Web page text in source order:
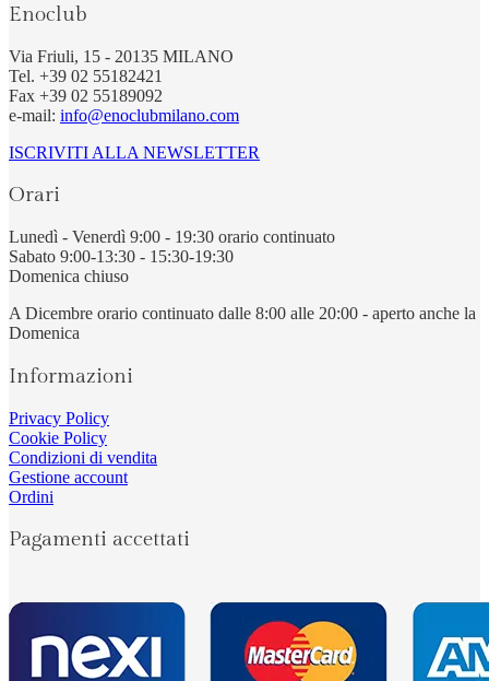
Enoclub
Via Friuli, 15 - 20135 MILANO
Tel. +39 02 55182421
Fax +39 02 55189092
e-mail: info@enoclubmilano.com
ISCRIVITI ALLA NEWSLETTER
Orari
Lunedì - Venerdì 9:00 - 19:30 orario continuato
Sabato 9:00-13:30 - 15:30-19:30
Domenica chiuso
A Dicembre orario continuato dalle 8:00 alle 20:00 - aperto anche la
Domenica
Informazioni
Privacy Policy
Cookie Policy
Condizioni di vendita
Gestione account
Ordini
Pagamenti accettati